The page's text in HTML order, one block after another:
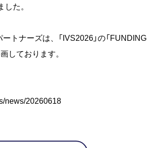
た。
トナーズは、「IVS2026」の「FUNDING
しております。
news/20260618